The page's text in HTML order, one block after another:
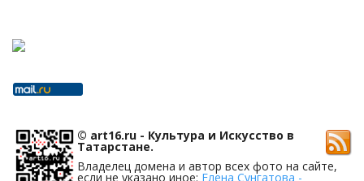
© art16.ru - Культура и Искусство в
Татарстане.
Владелец домена и автор всех фото на сайте,
если не указано иное: Елена Сунгатова -